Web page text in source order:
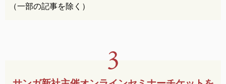
（一部の記事を除く）